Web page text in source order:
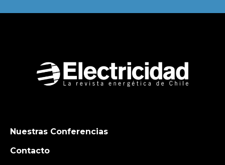
Nuestras Conferencias
Contacto